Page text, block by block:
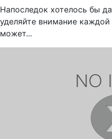
Напоследок хотелось бы
уделяйте внимание
может...